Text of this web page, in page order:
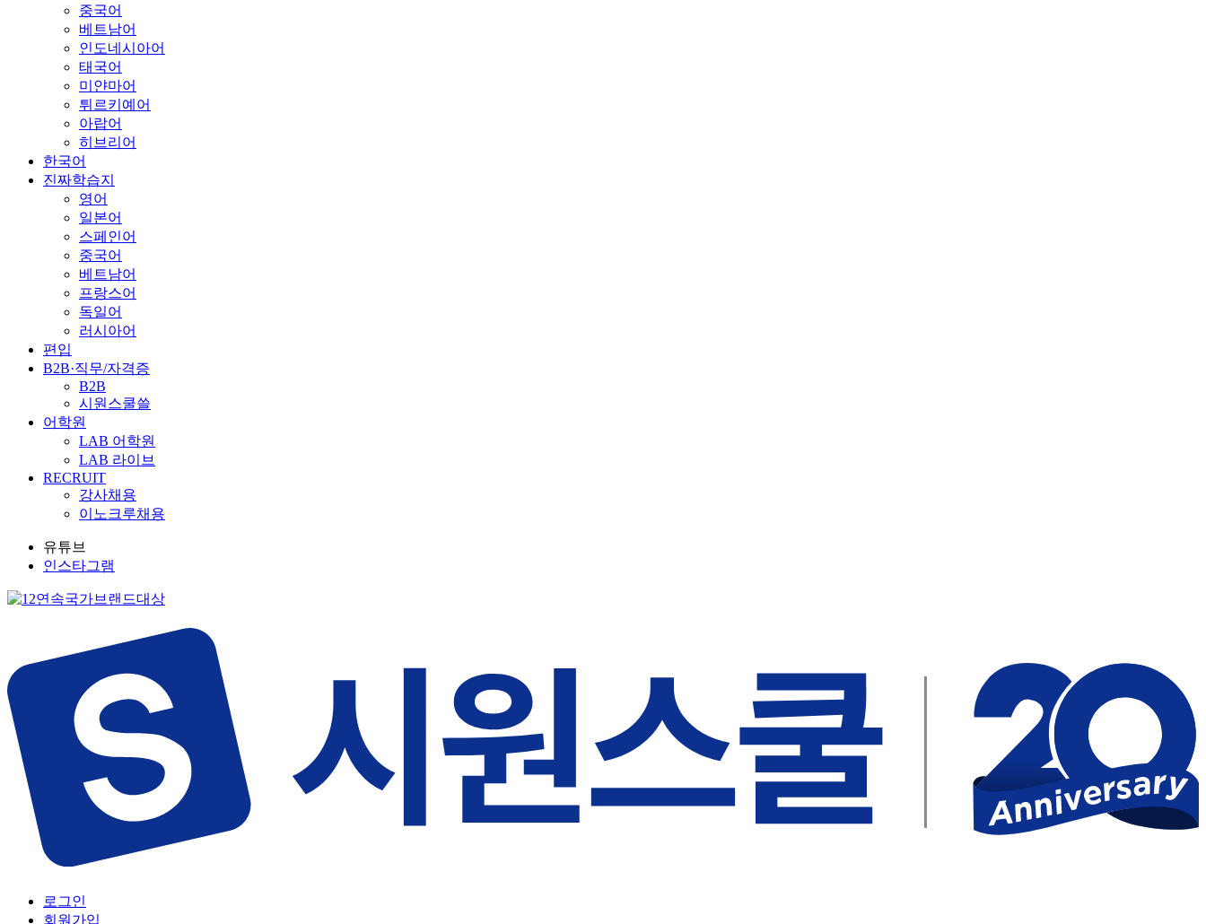
중국어
베트남어
인도네시아어
태국어
미얀마어
튀르키예어
아랍어
히브리어
한국어
진짜학습지
영어
일본어
스페인어
중국어
베트남어
프랑스어
독일어
러시아어
편입
B2B·직무/자격증
B2B
시원스쿨쓸
어학원
LAB 어학원
LAB 라이브
RECRUIT
강사채용
이노크루채용
유튜브
인스타그램
로그인
회원가입